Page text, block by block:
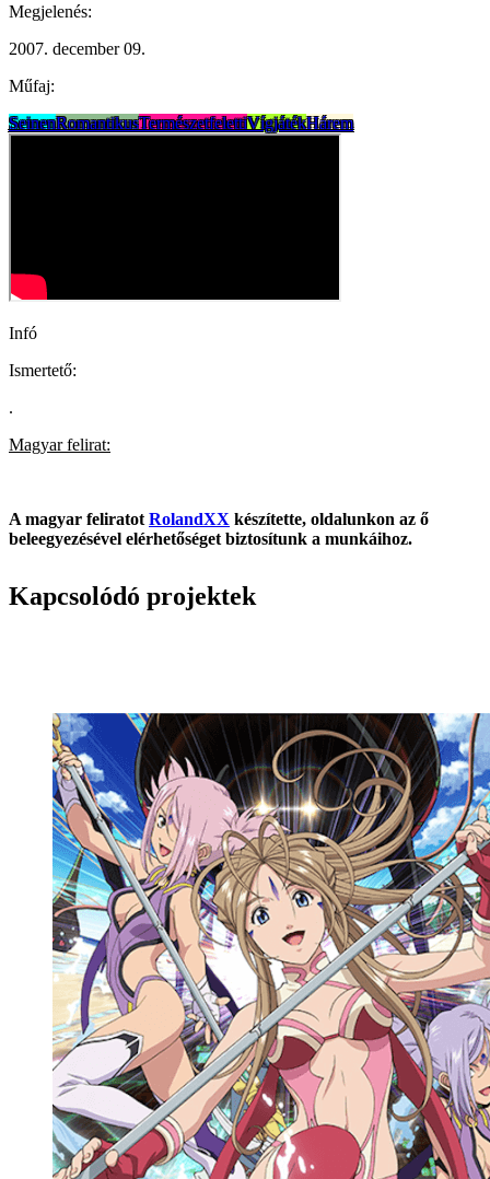
Megjelenés:
2007. december 09.
Műfaj:
SeinenRomantikusTermészetfelettiVígjátékHárem
Infó
Ismertető:
.
Magyar felirat:
A magyar feliratot RolandXX készítette, oldalunkon az ő
beleegyezésével elérhetőséget biztosítunk a munkáihoz.
Kapcsolódó projektek